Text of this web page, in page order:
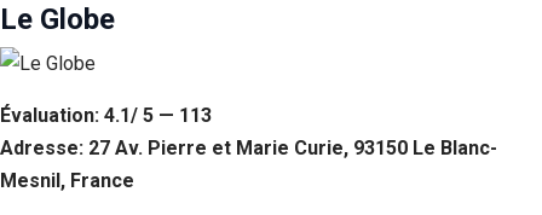
Le Globe
Évaluation: 4.1/ 5 — 113
Adresse: 27 Av. Pierre et Marie Curie, 93150 Le Blanc-
Mesnil, France